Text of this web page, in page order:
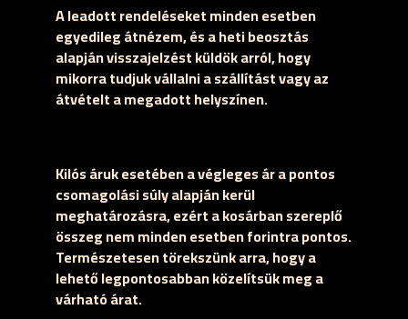
A leadott rendeléseket minden esetben
egyedileg átnézem, és a heti beosztás
alapján visszajelzést küldök arról, hogy
mikorra tudjuk vállalni a szállítást vagy az
átvételt a megadott helyszínen.
Kilós áruk esetében a végleges ár a pontos
csomagolási súly alapján kerül
meghatározásra, ezért a kosárban szereplő
összeg nem minden esetben forintra pontos.
Természetesen törekszünk arra, hogy a
lehető legpontosabban közelítsük meg a
várható árat.